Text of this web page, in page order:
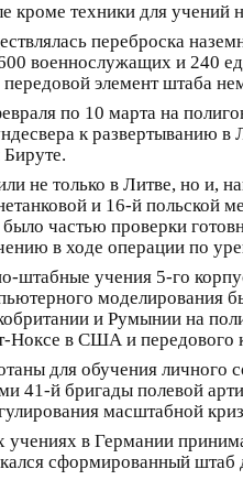
кроме техники для учений
переброска
военнослужащих и 240
элемент штаба
по 10 марта на
к развертыванию
не только в Литве, но и,
и 16-й польской
частью проверки
в ходе операции по
штабные учения 5-го
и Румынии на
в США и передового
для обучения личного
41-й бригады полевой
масштабной
учениях в Германии
сформированный штаб